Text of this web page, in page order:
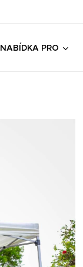
NABÍDKA PRO